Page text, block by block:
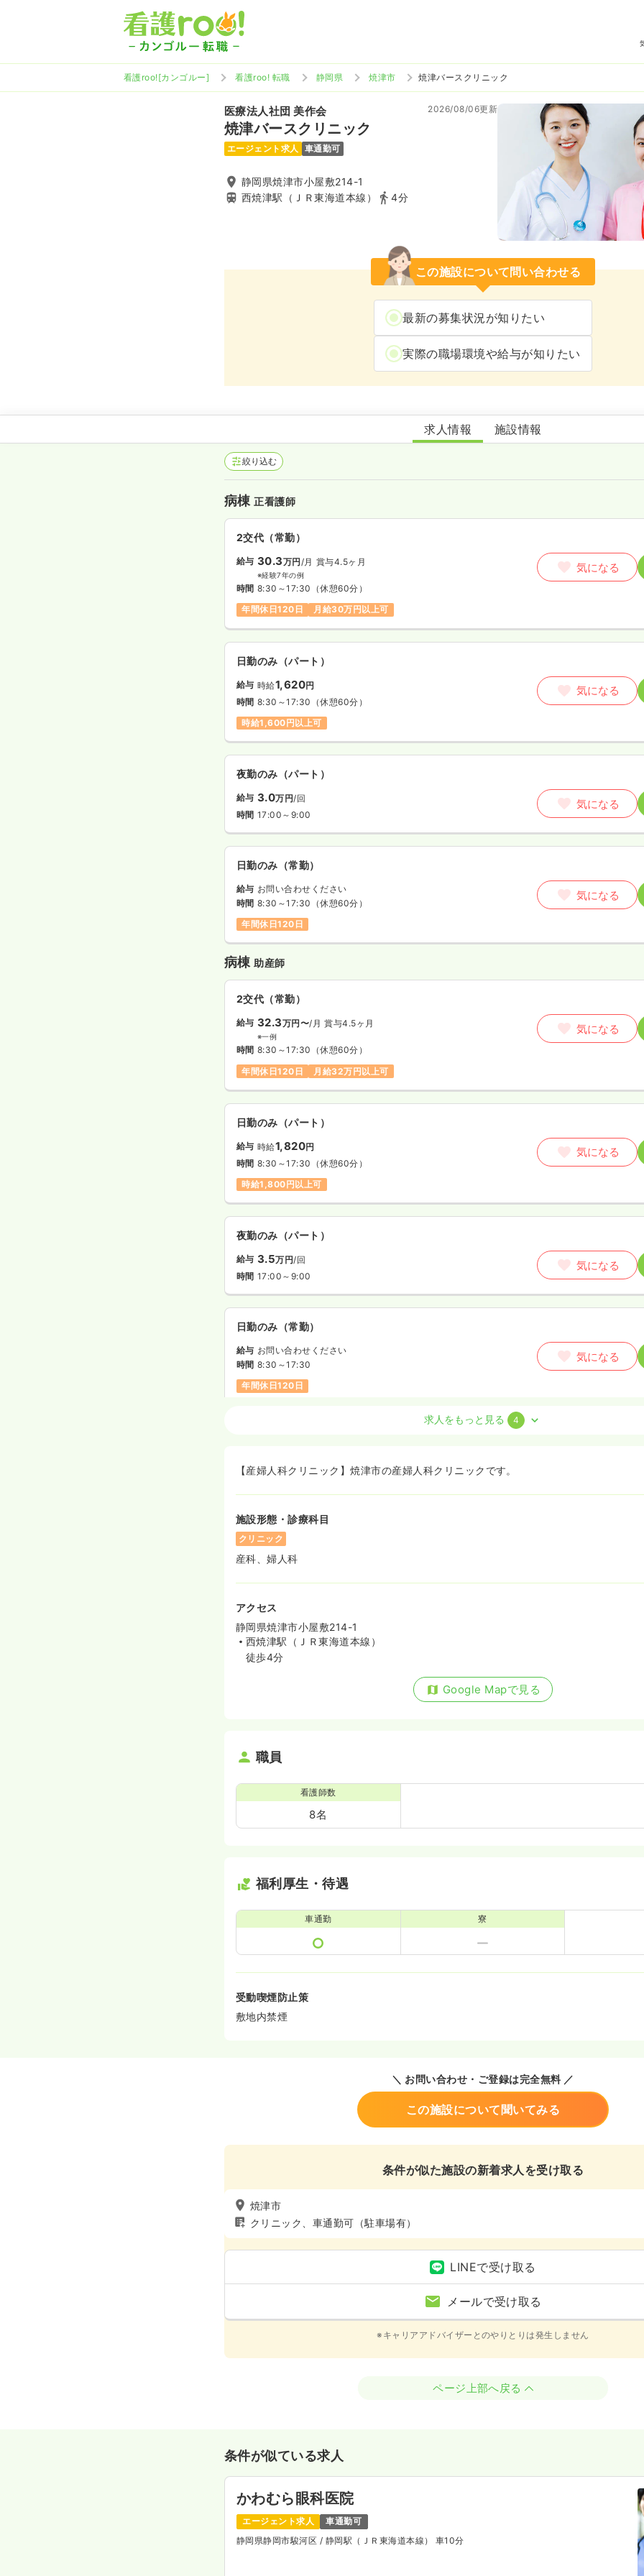
看護roo![カンゴルー] 看護roo! 転職 静岡県 焼津市 焼津バースクリニック
医療法人社団 美作会
焼津バースクリニック
2026/08/06更新
エージェント求人 車通勤可
静岡県焼津市小屋敷214-1
西焼津駅（ＪＲ東海道本線）
4分
この施設について問い合わせる
最新の募集状況が知りたい
実際の職場環境や給与が知りたい
焼津バースクリニック
求人情報 施設情報
絞り込む
病棟正看護師
2交代（常勤）
給与 30.3万円/月 賞与4.5ヶ月
※経験7年の例
時間 8:30～17:30 （休憩60分）
年間休日120日
月給30万円以上可
気になる
日勤のみ（パート）
給与 時給1,620円
時間 8:30～17:30 （休憩60分）
時給1,600円以上可
気になる
夜勤のみ（パート）
給与 3.0万円/回
時間 17:00～9:00
気になる
日勤のみ（常勤）
給与 お問い合わせください
時間 8:30～17:30 （休憩60分）
年間休日120日
気になる
病棟助産師
2交代（常勤）
給与 32.3万円〜/月 賞与4.5ヶ月
※一例
時間 8:30～17:30 （休憩60分）
年間休日120日
月給32万円以上可
気になる
日勤のみ（パート）
給与 時給1,820円
時間 8:30～17:30 （休憩60分）
時給1,800円以上可
気になる
夜勤のみ（パート）
給与 3.5万円/回
時間 17:00～9:00
気になる
日勤のみ（常勤）
給与 お問い合わせください
時間 8:30～17:30
年間休日120日
気になる
時間 8:30～17:30
年間休日120日
時間 8:30～17:30
時給1,600円以上可
年間休日120日
日勤のみ（パート）
時給1,800円以上可
求人をもっと見る 4
【産婦人科クリニック】焼津市の産婦人科クリニックです。
施設形態・診療科目
クリニック
産科、婦人科
アクセス
静岡県焼津市小屋敷214-1
西焼津駅（ＪＲ東海道本線）
徒歩4分
Google Mapで見る
職員
看護師数
8名
福利厚生・待遇
車通勤 寮
受動喫煙防止策
敷地内禁煙
＼ お問い合わせ・ご登録は完全無料 ／
この施設について聞いてみる
条件が似た施設の新着求人を受け取る
焼津市
クリニック、車通勤可（駐車場有）
LINEで受け取る
メールで受け取る
※キャリアアドバイザーとのやりとりは発生しません
ページ上部へ戻る
条件が似ている求人
かわむら眼科医院
エージェント求人
車通勤可
静岡県静岡市駿河区 / 静岡駅（ＪＲ東海道本線） 車10分